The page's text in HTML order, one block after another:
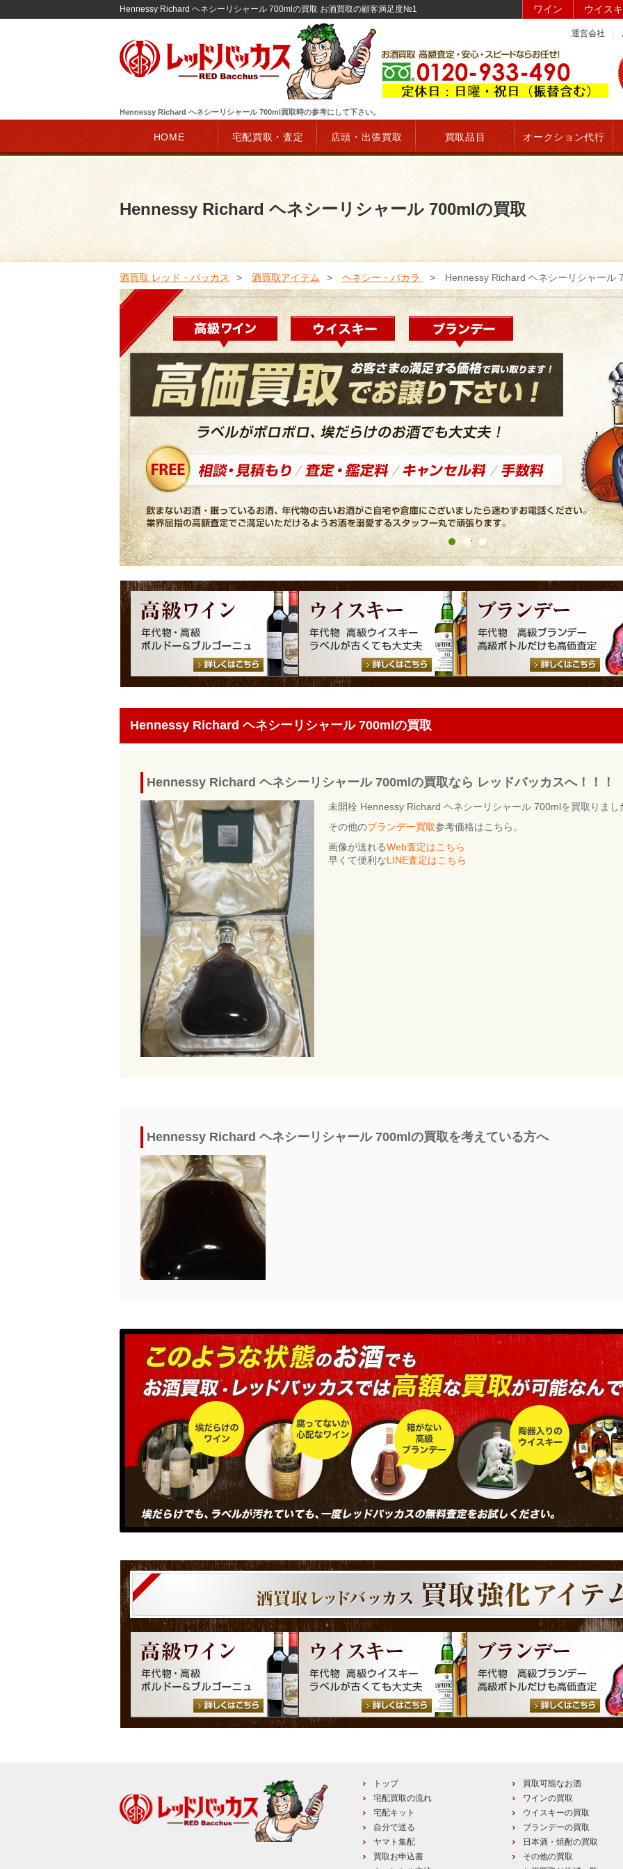
Hennessy Richard ヘネシーリシャール 700mlの買取 お酒買取の顧客満足度№1 ワイン ウイス
運営会社
Hennessy Richard ヘネシーリシャール 700ml買取時の参考にして下さい。
HOME 宅配買取・査定 店頭・出張買取 買取品目 オークション代行
Hennessy Richard ヘネシーリシャール 700mlの買取
酒買取 レッド・バッカス 酒買取アイテム ヘネシー・バカラ Hennessy Richard ヘネシーリシャール
Hennessy Richard ヘネシーリシャール 700mlの買取
Hennessy Richard ヘネシーリシャール 700mlの買取なら レッドバッカスへ！！！
未開栓 Hennessy Richard ヘネシーリシャール 700mlを買取りまし
その他のブランデー買取参考価格はこちら。
画像が送れるWeb査定はこちら
早くて便利なLINE査定はこちら
Hennessy Richard ヘネシーリシャール 700mlの買取を考えている方へ
トップ
宅配買取の流れ
宅配キット
自分で送る
ヤマト集配
買取お申込書
買取可能なお酒
ワインの買取
ウイスキーの買取
ブランデーの買取
日本酒・焼酎の買取
その他の買取